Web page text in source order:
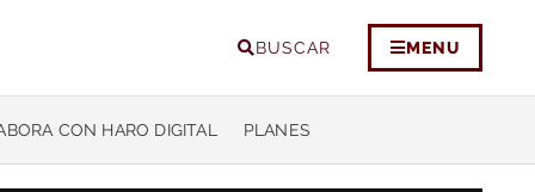
BUSCAR MENU
CON HARO DIGITAL PLANES